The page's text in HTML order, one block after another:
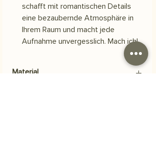
schafft mit romantischen Details
eine bezaubernde Atmosphäre in
Ihrem Raum und macht jede
Aufnahme unvergesslich. Mach ich!
Material